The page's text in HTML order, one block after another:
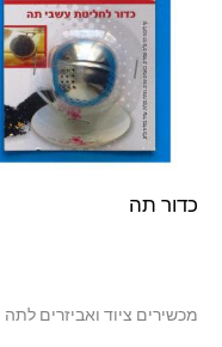
כדור תה
מכשירים ציוד ואביזרים לתה